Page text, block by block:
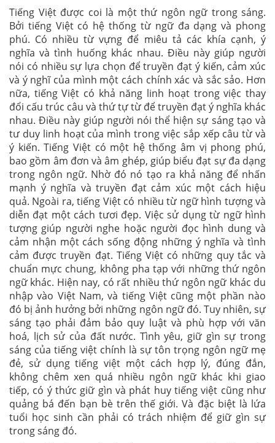
Tiếng Việt được coi là một thứ ngôn ngữ trong sáng.
Bởi tiếng Việt có hệ thống từ ngữ đa dạng và phong
phú. Có nhiều từ vựng để miêu tả các khía cạnh, ý
nghĩa và tình huống khác nhau. Điều này giúp người
nói có nhiều sự lựa chọn để truyền đạt ý kiến, cảm xúc
và ý nghĩ của mình một cách chính xác và sắc sảo. Hơn
nữa, tiếng Việt có khả năng linh hoạt trong việc thay
đổi cấu trúc câu và thứ tự từ để truyền đạt ý nghĩa khác
nhau. Điều này giúp người nói thể hiện sự sáng tạo và
tư duy linh hoạt của mình trong việc sắp xếp câu từ và
ý kiến. Tiếng Việt có một hệ thống âm vị phong phú,
bao gồm âm đơn và âm ghép, giúp biểu đạt sự đa dạng
trong ngôn ngữ. Nhờ đó nó tạo ra khả năng để nhấn
mạnh ý nghĩa và truyền đạt cảm xúc một cách hiệu
quả. Ngoài ra, tiếng Việt có nhiều từ ngữ hình tượng và
diễn đạt một cách tươi đẹp. Việc sử dụng từ ngữ hình
tượng giúp người nghe hoặc người đọc hình dung và
cảm nhận một cách sống động những ý nghĩa và tình
cảm được truyền đạt. Tiếng Việt có những quy tắc và
chuẩn mực chung, không pha tạp với những thứ ngôn
ngữ khác. Hiện nay, có rất nhiều thứ ngôn ngữ khác du
nhập vào Việt Nam, và tiếng Việt cũng một phần nào
đó bị ảnh hưởng bởi những ngôn ngữ đó. Tuy nhiên, sự
sáng tạo phải đảm bảo quy luật và phù hợp với văn
hoá, lịch sử của đất nước. Tình yêu, giữ gìn sự trong
sáng của tiếng việt chính là sự tôn trọng ngôn ngữ mẹ
đẻ, sử dụng tiếng việt một cách hợp lý, đúng đắn,
không chêm xen quá nhiều ngôn ngữ khác khi giao
tiếp, có ý thức giữ gìn và phát huy tiếng việt cũng như
quảng bá đến bạn bè trên thế giới. Và đặc biệt là lứa
tuổi học sinh cần phải có trách nhiệm để giữ gìn sự
trong sáng đó.